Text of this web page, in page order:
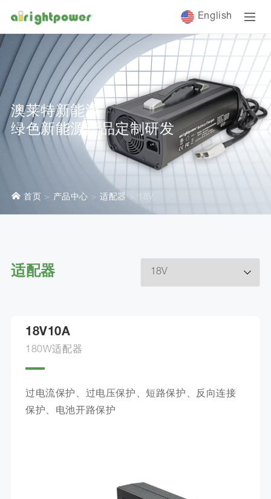
English
澳莱特新能源
绿色新能源产品定制研发
首页 产品中心 适配器 18V
适配器
18V10A
180W适配器
过电流保护、过电压保护、短路保护、反向连接
保护、电池开路保护